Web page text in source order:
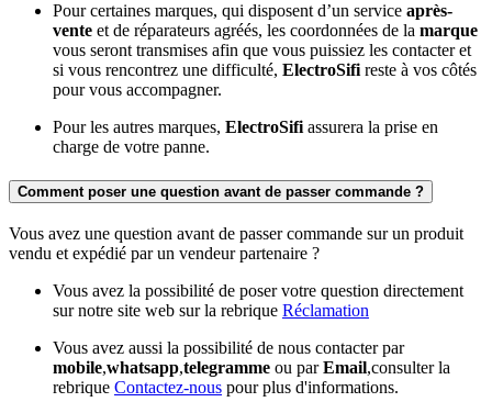
Pour certaines marques, qui disposent d’un service après-
vente et de réparateurs agréés, les coordonnées de la marque
vous seront transmises afin que vous puissiez les contacter et
si vous rencontrez une difficulté, ElectroSifi reste à vos côtés
pour vous accompagner.
Pour les autres marques, ElectroSifi assurera la prise en
charge de votre panne.
Comment poser une question avant de passer commande ?
Vous avez une question avant de passer commande sur un produit
vendu et expédié par un vendeur partenaire ?
Vous avez la possibilité de poser votre question directement
sur notre site web sur la rebrique Réclamation
Vous avez aussi la possibilité de nous contacter par
mobile,whatsapp,telegramme ou parEmail,consulter la
rebrique Contactez-nous pour plus d'informations.